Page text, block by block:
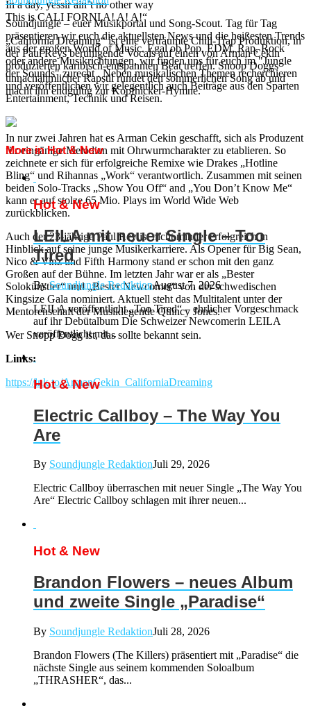
In a day, yessir ain’t no other way
This is CALI FORNI A! A! A!“
„California Dreaming“ ist eine verträumte Chill-Trap Produktion, in
der Paul Reys beruhigende Vocals auf einen von Arman Cekin
produzierten karibisch-entspannten Beat treffen. Snoop Doggs
unnachahmlicher Rapstil rundet den sommerlichen Song ab und
macht ihn endgültig zur Kopfnicker-Hymne.
In nur zwei Jahren hat es Arman Cekin geschafft, sich als Produzent
für eingänige Melodien mit Ohrwurmcharakter zu etablieren. So
zeichnete er sich für erfolgreiche Remixe wie Drakes „Hotline
Bling“ und Rihannas „Work“ verantwortlich. Zusammen mit seinen
beiden Solo-Tracks „Show You Off“ and „You Don’t Know Me“
kann er auf stolze 65 Mio. Plays im World Wide Web
zurückblicken.
Auch der 23-jährige Paul Rey ist nicht minder erfolgreich in
Hinblick auf seine junge Musikerkarriere. Als Opener für Big Sean,
Nico & Vinz und Fifth Harmony stand er schon mit den ganz
Großen auf der Bühne. Im letzten Jahr war er als „Bester
Solokünstler“ und „Bester Newcomer“ von der schwedischen
Kingsize Gala nominiert. Aktuell steht das Multitalent unter der
Mentorenschaft der Musiklegende Quincy Jones.
Wer Snopp Dogg ist, das sollte bekannt sein.
Links:
https://lnk.to/ArmanCekin_CaliforniaDreaming
Soundjungle – euer Musikportal und Song-Scout. Tag für Tag
präsentieren wir euch die aktuellsten News und die heißesten Trends
aus der großen World of Music. Egal ob Pop, EDM, Rap, Rock
oder andere Musikrichtungen, wir finden uns für euch im "Jungle
der Sounds" zurecht . Neben musikalischen Themen recherchieren
und veröffentlichen wir gelegentlich auch Beiträge aus den Sparten
Entertainment, Technik und Reisen.
More in Hot & New
Hot & New
LEILA mit neuer Single – Too
Tired
BySoundjungle RedaktionAugust 7, 2026
LEILA veröffentlicht „Too Tired“ – ehrlicher Vorgeschmack
auf ihr Debütalbum Die Schweizer Newcomerin LEILA
veröffentlicht mit...
Hot & New
Electric Callboy – The Way You
Are
By Soundjungle RedaktionJuli 29, 2026
Electric Callboy überraschen mit neuer Single „The Way You
Are“ Electric Callboy schlagen mit ihrer neuen...
Hot & New
Brandon Flowers – neues Album
und zweite Single „Paradise“
By Soundjungle RedaktionJuli 28, 2026
Brandon Flowers (The Killers) präsentiert mit „Paradise“ die
nächste Single aus seinem kommenden Soloalbum
„THRASHER“, das...